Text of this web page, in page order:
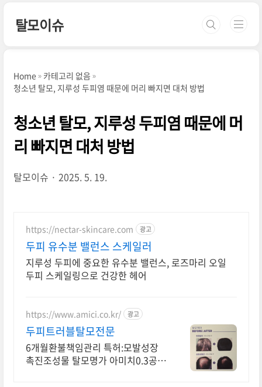
탈모이슈
Home
카테고리 없음
청소년 탈모, 지루성 두피염 때문에 머리 빠지면 대처 방법
청소년 탈모, 지루성 두피염 때문에 머
리 빠지면 대처 방법
탈모이슈 2025. 5. 19.
https://nectar-skincare.com 광고
두피 유수분 밸런스 스케일러
지루성 두피에 중요한 유수분 밸런스, 로즈마리 오일
두피 스케일링으로 건강한 헤어
https://www.amici.co.kr/ 광고
두피트러블탈모전문
6개월환불책임관리 특허:모발성장
촉진조성물 탈모명가 아미치0.3공덕